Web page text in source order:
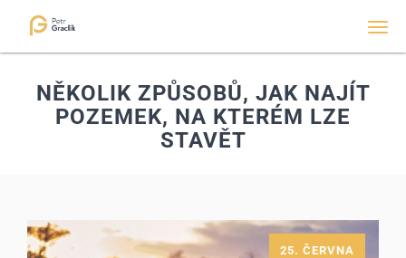
NĚKOLIK ZPŮSOBŮ, JAK NAJÍT
POZEMEK, NA KTERÉM LZE
STAVĚT
25. ČERVNA